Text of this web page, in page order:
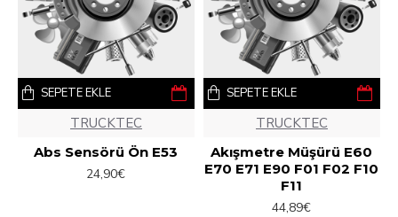
TRUCKTEC
Abs Sensörü Ön E53
24,90€
SEPETE EKLE
TRUCKTEC
Akışmetre Müşürü E60
E70 E71 E90 F01 F02 F10
F11
44,89€
SEPETE EKLE